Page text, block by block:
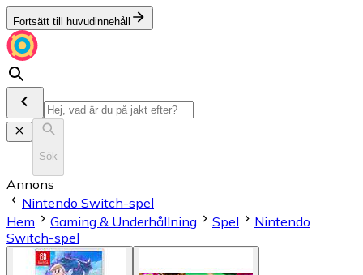
Fortsätt till huvudinnehåll
Sök
Annons
Nintendo Switch-spel
Hem
Gaming & Underhållning Spel
Nintendo
Switch-spel